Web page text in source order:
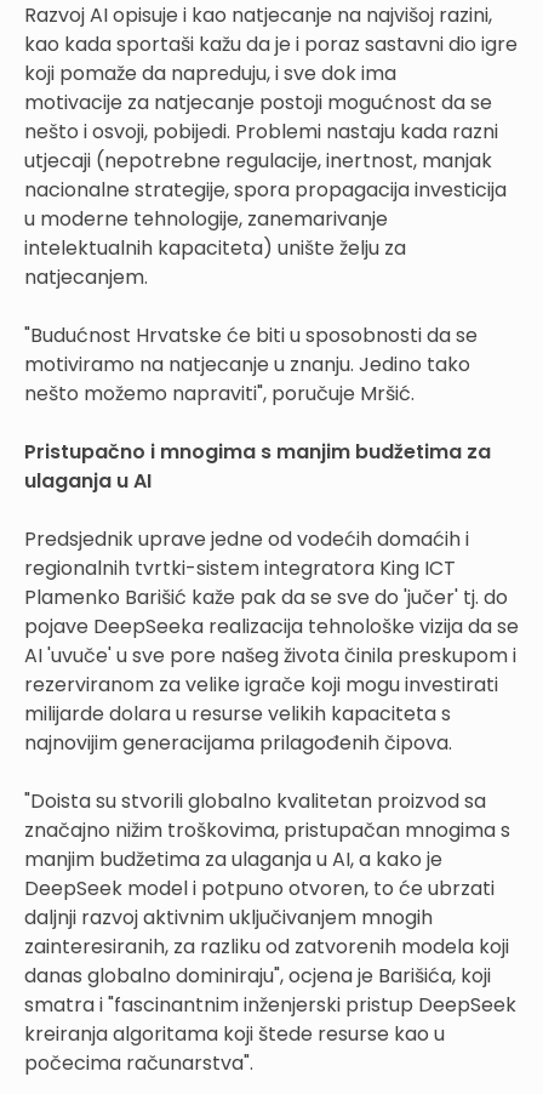
Razvoj AI opisuje i kao natjecanje na najvišoj razini,
kao kada sportaši kažu da je i poraz sastavni dio igre
koji pomaže da napreduju, i sve dok ima
motivacije za natjecanje postoji mogućnost da se
nešto i osvoji, pobijedi. Problemi nastaju kada razni
utjecaji (nepotrebne regulacije, inertnost, manjak
nacionalne strategije, spora propagacija investicija
u moderne tehnologije, zanemarivanje
intelektualnih kapaciteta) unište želju za
natjecanjem.
"Budućnost Hrvatske će biti u sposobnosti da se
motiviramo na natjecanje u znanju. Jedino tako
nešto možemo napraviti", poručuje Mršić.
Pristupačno i mnogima s manjim budžetima za
ulaganja u AI
Predsjednik uprave jedne od vodećih domaćih i
regionalnih tvrtki-sistem integratora King ICT
Plamenko Barišić kaže pak da se sve do 'jučer' tj. do
pojave DeepSeeka realizacija tehnološke vizija da se
AI 'uvuče' u sve pore našeg života činila preskupom i
rezerviranom za velike igrače koji mogu investirati
milijarde dolara u resurse velikih kapaciteta s
najnovijim generacijama prilagođenih čipova.
"Doista su stvorili globalno kvalitetan proizvod sa
značajno nižim troškovima, pristupačan mnogima s
manjim budžetima za ulaganja u AI, a kako je
DeepSeek model i potpuno otvoren, to će ubrzati
daljnji razvoj aktivnim uključivanjem mnogih
zainteresiranih, za razliku od zatvorenih modela koji
danas globalno dominiraju", ocjena je Barišića, koji
smatra i "fascinantnim inženjerski pristup DeepSeek
kreiranja algoritama koji štede resurse kao u
počecima računarstva".